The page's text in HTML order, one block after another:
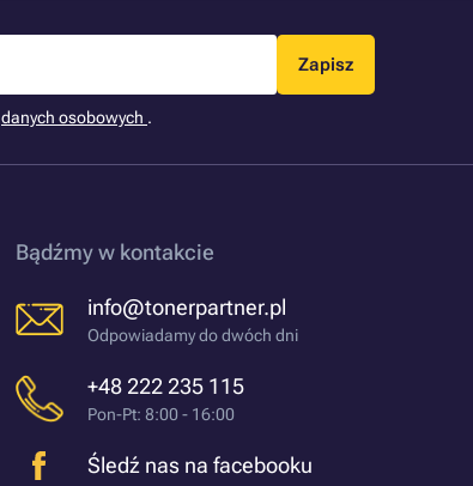
Zapisz
danych osobowych .
Bądźmy w kontakcie
info@tonerpartner.pl
Odpowiadamy do dwóch dni
+48 222 235 115
Pon-Pt: 8:00 - 16:00
Śledź nas na facebooku